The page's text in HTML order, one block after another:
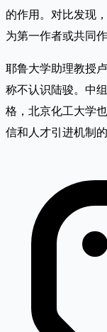
的作用。对比发现
为第一作者或共同作
耶鲁大学助理教授
称不认识陆骏。中
格，北京化工大学
信和人才引进机制的